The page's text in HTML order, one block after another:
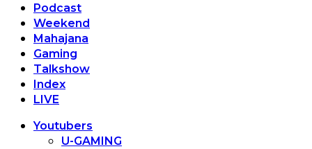
Podcast
Weekend
Mahajana
Gaming
Talkshow
Index
LIVE
Youtubers
U-GAMING